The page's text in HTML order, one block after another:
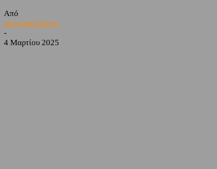
Από
sporting24news
-
4 Μαρτίου 2025